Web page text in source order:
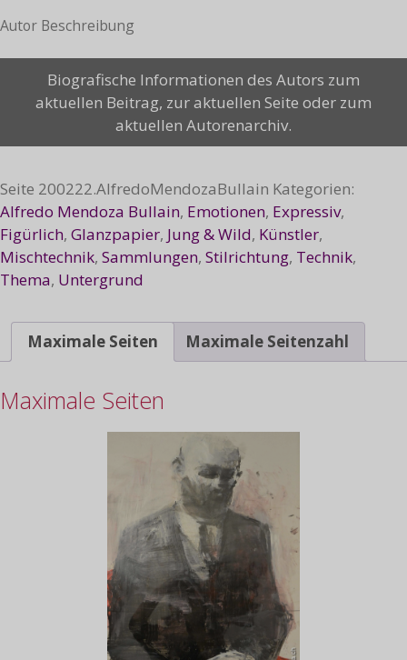
Autor Beschreibung
Biografische Informationen des Autors zum
aktuellen Beitrag, zur aktuellen Seite oder zum
aktuellen Autorenarchiv.
Seite 200222.AlfredoMendozaBullain Kategorien:
Alfredo Mendoza Bullain, Emotionen, Expressiv,
Figürlich, Glanzpapier, Jung & Wild, Künstler,
Mischtechnik, Sammlungen, Stilrichtung, Technik,
Thema, Untergrund
Maximale Seiten Maximale Seitenzahl
Maximale Seiten